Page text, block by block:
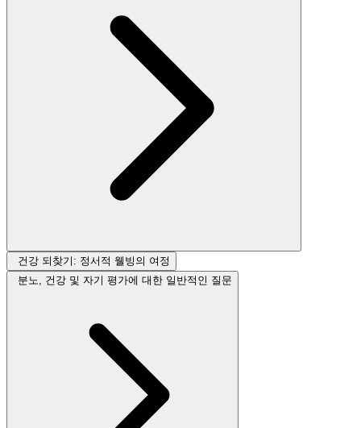
건강 되찾기: 정서적 웰빙의 여정
분노, 건강 및 자기 평가에 대한 일반적인 질문